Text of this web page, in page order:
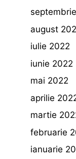
august
iulie 2022
iunie 2022
mai 2022
aprilie
martie
februarie
ianuarie